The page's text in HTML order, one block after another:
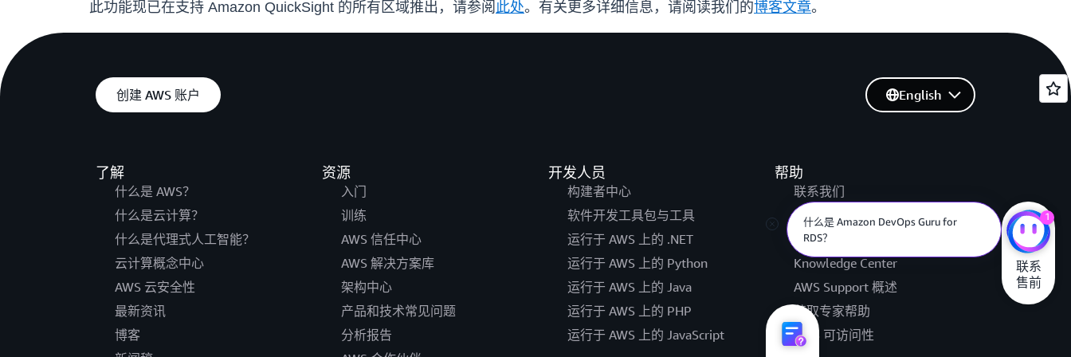
此功能现已在支持 Amazon QuickSight 的所有区域推出，请参阅 此处。有关更多详细信息，请阅读我们的博客文章。
创建 AWS 账户
了解
什么是 AWS？
什么是云计算？
什么是代理式人工智能？
云计算概念中心
AWS 云安全性
最新资讯
博客
资源
入门
训练
AWS 信任中心
AWS 解决方案库
架构中心
产品和技术常见问题
分析报告
开发人员
构建者中心
软件开发工具包与工具
运行于 AWS 上的 .NET
运行于 AWS 上的 Python
运行于 AWS 上的 Java
运行于 AWS 上的 PHP
运行于 AWS 上的 JavaScript
帮助
联系我们
提交支持工单
AWS re:Post
Knowledge Center
AWS Support 概述
获取专家帮助
AWS 可访问性
English
什么是 Amazon DevOps Guru for
RDS？
1
联系
售前